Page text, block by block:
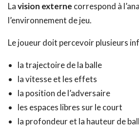
Lavision externe correspond à
l’environnement de jeu.
Le joueur doit percevoir plusieurs
la trajectoire de la balle
la vitesse et les effets
la position de l’adversaire
les espaces libres sur le court
la profondeur et la hauteur de